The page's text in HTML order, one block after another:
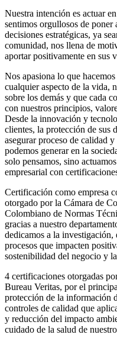
Nuestra intención es actuar
sentimos orgullosos de poner
decisiones estratégicas, ya
comunidad, nos llena de
aportar positivamente en sus
Nos apasiona lo que
cualquier aspecto de la vida,
sobre los demás y que cada
con nuestros principios,
Desde la innovación y
clientes, la protección de sus
asegurar proceso de calidad
podemos generar en la
solo pensamos, sino
empresarial con
Certificación como empresa
otorgado por la Cámara de
Colombiano de Normas
gracias a nuestro
dedicamos a la
procesos que impacten
sostenibilidad del negocio y
4 certificaciones otorgadas
Bureau Veritas, por el
protección de la información
controles de calidad que
y reducción del impacto
cuidado de la salud de